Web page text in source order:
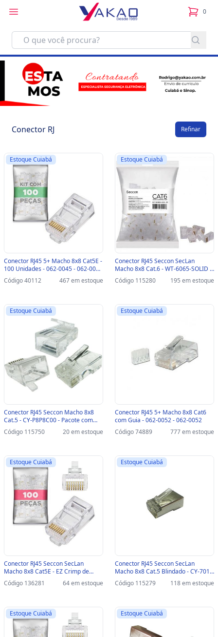
0
itens
Conector RJ Refinar
Estoque Cuiabá
Conector RJ45 5+ Macho 8x8 Cat5E -
100 Unidades - 062-0045 - 062-0045
- PACOTE COM 100 UNIDADES
Código 40112 467 em estoque
Estoque Cuiabá
Conector RJ45 Seccon SecLan
Macho 8x8 Cat.6 - WT-6065-SOLID -
Pacote com 100 unidades - WT-
6065-SOLID
Código 115280 195 em estoque
Estoque Cuiabá
Conector RJ45 Seccon Macho 8x8
Cat.5 - CY-P8P8C00 - Pacote com
100 unidades - CY-P8P8C00
Código 115750 20 em estoque
Estoque Cuiabá
Conector RJ45 5+ Macho 8x8 Cat6
com Guia - 062-0052 - 062-0052
Código 74889
777 em estoque
Estoque Cuiabá
Conector RJ45 Seccon SecLan
Macho 8x8 Cat5E - EZ Crimp de
Passagem Vazado - WT-6086-A -
Pacote com 100 unidades - WT-
Código 136281 64 em estoque
Estoque Cuiabá
Conector RJ45 Seccon SecLan
Macho 8x8 Cat.5 Blindado - CY-7014
- Pacote com 100 unidades - CY-
7014
Código 115279 118 em estoque
Estoque Cuiabá Estoque Cuiabá